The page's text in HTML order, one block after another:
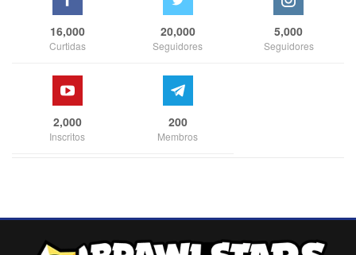
16,000
Curtidas
20,000
Seguidores
5,000
Seguidores
2,000
Inscritos
200
Membros